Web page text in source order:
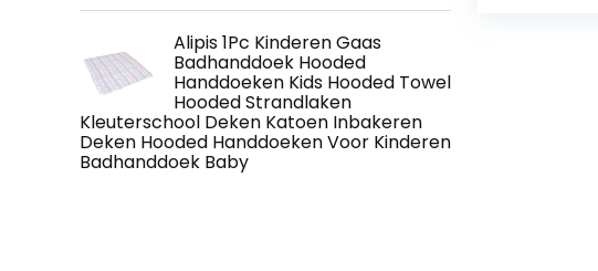
Alipis 1Pc Kinderen Gaas
Badhanddoek Hooded
Handdoeken Kids Hooded Towel
Hooded Strandlaken
Kleuterschool Deken Katoen Inbakeren
Deken Hooded Handdoeken Voor Kinderen
Badhanddoek Baby